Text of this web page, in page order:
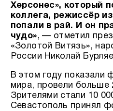
Херсонес», который
коллега, режиссёр
попали в рай. И он
чудо», — отметил
«Золотой Витязь»,
России Николай
В этом году показали
мира, провели больше
Зрителями стали 10
Севастополь принял